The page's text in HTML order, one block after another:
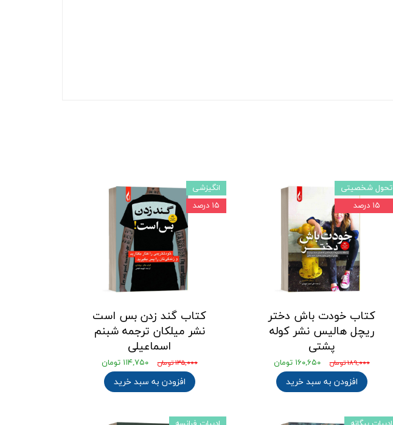
کتاب خودت باش دختر
ریچل هالیس نشر کوله
پشتی
۱۸۹,۰۰۰ تومان ۱۶۰,۶۵۰ تومان
افزودن به سبد خرید
تحول شخصیتی
۱۵ درصد
کتاب گند زدن بس است
نشر میلکان ترجمه شبنم
اسماعیلی
۱۳۵,۰۰۰ تومان ۱۱۴,۷۵۰ تومان
افزودن به سبد خرید
انگیزشی
۱۵ درصد